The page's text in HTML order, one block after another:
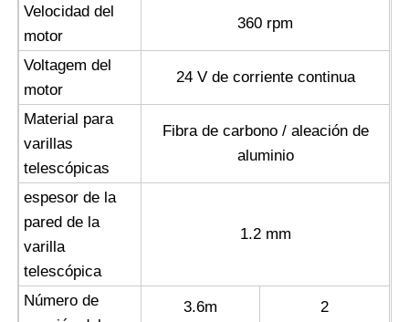
Velocidad del
motor
360 rpm
Voltagem del
motor
24 V de corriente continua
Material para
varillas
telescópicas
Fibra de carbono / aleación de
aluminio
espesor de la
pared de la
varilla
telescópica
1.2 mm
Número de
3.6m 2